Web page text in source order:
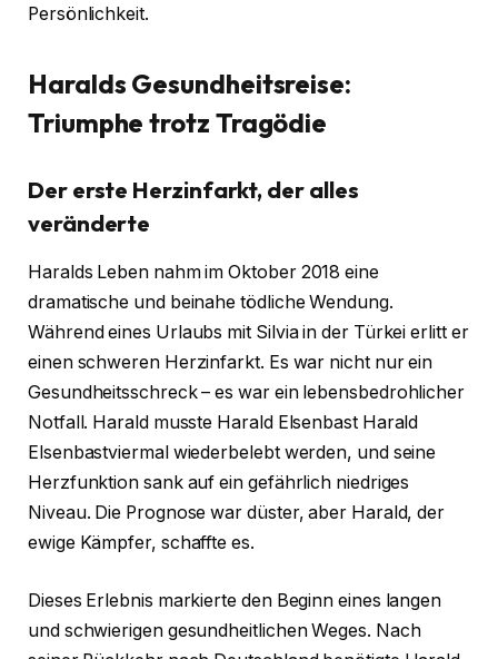
Persönlichkeit.
Haralds Gesundheitsreise:
Triumphe trotz Tragödie
Der erste Herzinfarkt, der alles
veränderte
Haralds Leben nahm im Oktober 2018 eine
dramatische und beinahe tödliche Wendung.
Während eines Urlaubs mit Silvia in der Türkei erlitt er
einen schweren Herzinfarkt. Es war nicht nur ein
Gesundheitsschreck – es war ein lebensbedrohlicher
Notfall. Harald musste Harald Elsenbast Harald
Elsenbastviermal wiederbelebt werden, und seine
Herzfunktion sank auf ein gefährlich niedriges
Niveau. Die Prognose war düster, aber Harald, der
ewige Kämpfer, schaffte es.
Dieses Erlebnis markierte den Beginn eines langen
und schwierigen gesundheitlichen Weges. Nach